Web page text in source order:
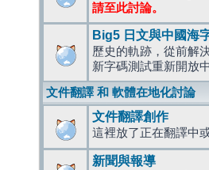
請至此討論。
Big5 日文與中國海
歷史的軌跡，從前解
新字碼測試重新開放中
文件翻譯 和 軟體在地化討論
文件翻譯創作
這裡放了正在翻譯中
新聞與報導